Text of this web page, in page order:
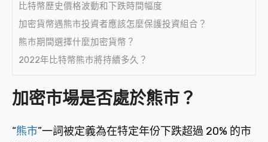
比特幣歷史價格波動和下跌時間幅度
加密貨幣遇熊市投資者應該怎麼保護投資組合？
熊市期間選擇什麼加密貨幣？
2022年比特幣熊市將持續多久？
加密市場是否處於熊市？
“熊市”一詞被定義為在特定年份下跌超過 20% 的市